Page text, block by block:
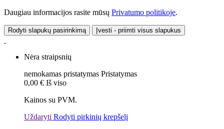
Daugiau informacijos rasite mūsų Privatumo politikoje.
Rodyti slapukų pasirinkimą Įvesti - priimti visus slapukus
Nėra straipsnių
nemokamas pristatymas Pristatymas
0,00 € Iš viso
Kainos su PVM.
Uždaryti Rodyti pirkinių krepšelį